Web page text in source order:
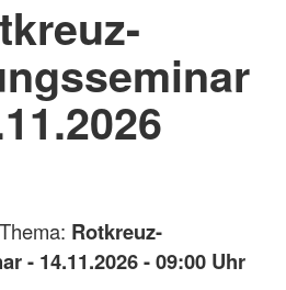
Rotkreuz-
- 14.11.2026 - 09:00 Uhr